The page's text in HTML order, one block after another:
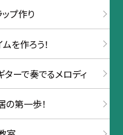
プ作り
を作ろう！
ーで奏でるメロディ
第一歩！